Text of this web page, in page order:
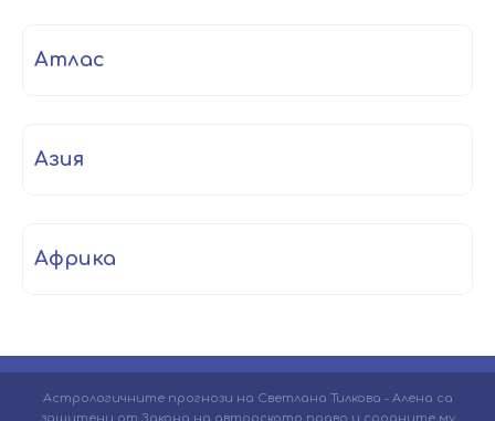
атлас
Азия
Африка
Астрологичните прогнози на Светлана Тилкова - Алена са